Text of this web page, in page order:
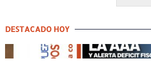
DESTACADO HOY